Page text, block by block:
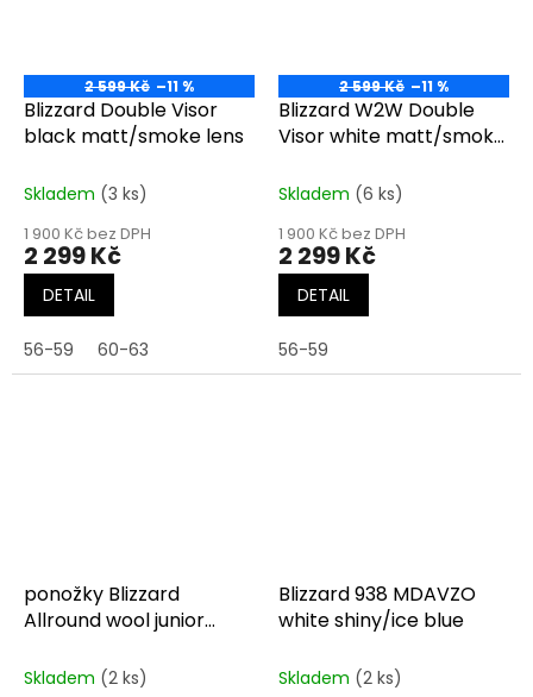
2 599 Kč –11 %
Blizzard Double Visor
black matt/smoke lens
Skladem (3 ks)
1 900 Kč bez DPH
2 299 Kč
DETAIL
56-59 60-63
2 599 Kč –11 %
Blizzard W2W Double
Visor white matt/smoke
Skladem (6 ks)
1 900 Kč bez DPH
2 299 Kč
DETAIL
56-59
ponožky Blizzard
Allround wool junior
Skladem (2 ks)
Blizzard 938 MDAVZO
white shiny/ice blue
Skladem (2 ks)